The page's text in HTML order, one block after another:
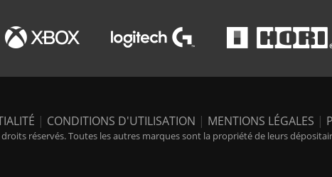
| CONDITIONS D'UTILISATION | MENTIONS LÉGALES |
réservés. Toutes les autres marques sont la propriété de leurs